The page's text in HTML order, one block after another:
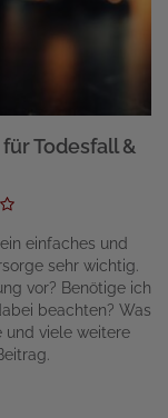
Todesfall &
einfaches und
sehr wichtig.
vor? Benötige ich
beachten? Was
und viele weitere